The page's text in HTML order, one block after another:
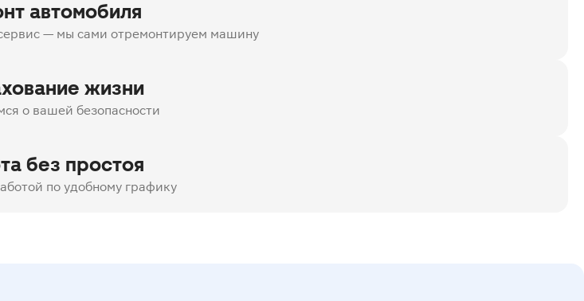
автомобиля
— мы сами отремонтируем машину
жизни
о вашей безопасности
без простоя
по удобному графику